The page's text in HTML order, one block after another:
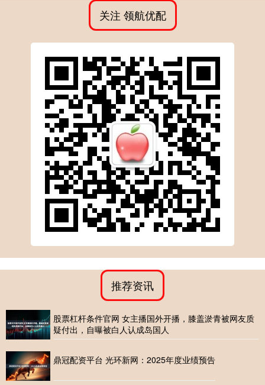
关注 领航优配
推荐资讯
股票杠杆条件官网 女主播国外开播，膝盖淤青被网友质
疑付出，自曝被白人认成岛国人
鼎冠配资平台 光环新网：2025年度业绩预告